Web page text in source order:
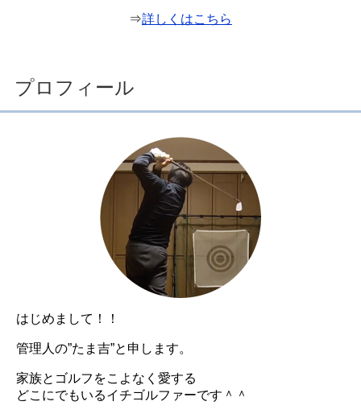
⇒詳しくはこちら
プロフィール
はじめまして！！
管理人の”たま吉”と申します。
家族とゴルフをこよなく愛する
どこにでもいるイチゴルファーです＾＾